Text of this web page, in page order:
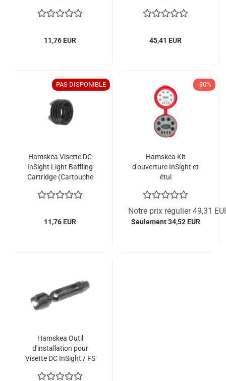
11,76 EUR 45,41 EUR
PAS DISPONIBLE
Hamskea Visette DC
InSight Light Baffling
Cartridge (Cartouche
11,76 EUR
-30%
Hamskea Kit
d'ouverture InSight et
étui
Notre prix régulier 49,31
Seulement 34,52 EUR
Hamskea Outil
d'installation pour
Visette DC InSight / FS